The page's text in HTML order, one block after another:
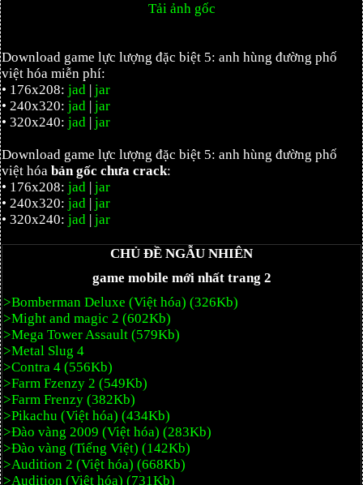
Tải ảnh gốc
Download game lực lượng đặc biệt 5: anh hùng đường phố
việt hóa miễn phí:
• 176x208: jad | jar
• 240x320: jad | jar
• 320x240: jad | jar
Download game lực lượng đặc biệt 5: anh hùng đường phố
việt hóa bản gốc chưa crack:
• 176x208: jad | jar
• 240x320: jad | jar
• 320x240: jad | jar
CHỦ ĐỀ NGẪU NHIÊN
game mobile mới nhất trang 2
>Bomberman Deluxe (Việt hóa) (326Kb)
>Might and magic 2 (602Kb)
>Mega Tower Assault (579Kb)
>Metal Slug 4
>Contra 4 (556Kb)
>Farm Fzenzy 2 (549Kb)
>Farm Frenzy (382Kb)
>Pikachu (Việt hóa) (434Kb)
>Đào vàng 2009 (Việt hóa) (283Kb)
>Đào vàng (Tiếng Việt) (142Kb)
>Audition 2 (Việt hóa) (668Kb)
>Audition (Việt hóa) (731Kb)